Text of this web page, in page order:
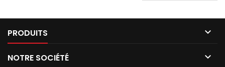
PRODUITS 
NOTRE SOCIÉTÉ 